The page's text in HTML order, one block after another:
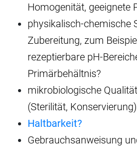
Homogenität, geeignete
physikalisch-chemische
Zubereitung, zum
rezeptierbare pH-
Primärbehältnis?
mikrobiologische
(Sterilität,
Haltbarkeit?
Gebrauchsanweisung